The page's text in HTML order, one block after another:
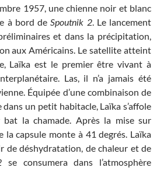
1957, une chienne noir et blanc
à bord deSpoutnik 2. Le lancement
et dans la précipitation,
aux Américains. Le satellite atteint
Laïka est le premier être vivant à
Las, il n’a jamais été
Équipée d’une combinaison de
un petit habitacle, Laïka s’affole
la chamade. Après la mise sur
capsule monte à 41 degrés. Laïka
de déshydratation, de chaleur et de
se consumera dans l’atmosphère